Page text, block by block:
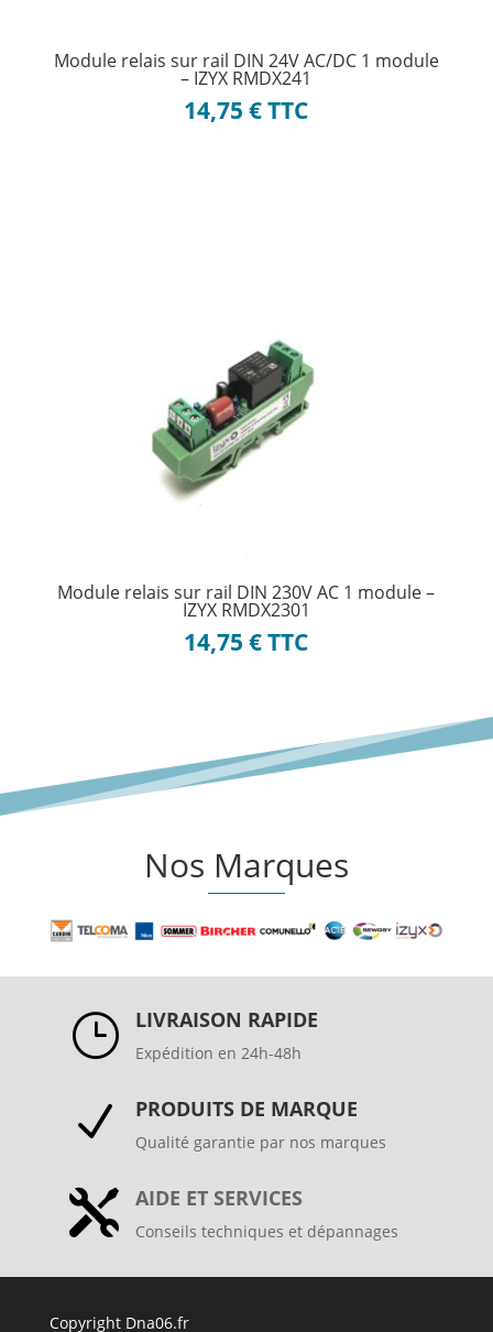
Module relais sur rail DIN 24V AC/DC 1 module
– IZYX RMDX241
14,75€TTC
Module relais sur rail DIN 230V AC 1 module –
IZYX RMDX2301
14,75€TTC
Nos Marques
} LIVRAISON RAPIDE
Expédition en 24h-48h
N PRODUITS DE MARQUE
Qualité garantie par nos marques
 AIDE ET SERVICES
Conseils techniques et dépannages
Copyright Dna06.fr